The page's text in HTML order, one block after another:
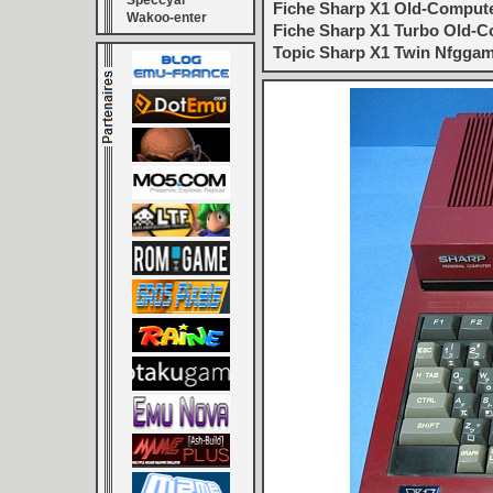
Wakoo-enter
Fiche Sharp X1 Old-
Fiche Sharp X1 Turbo Old-
Topic Sharp X1 Twin